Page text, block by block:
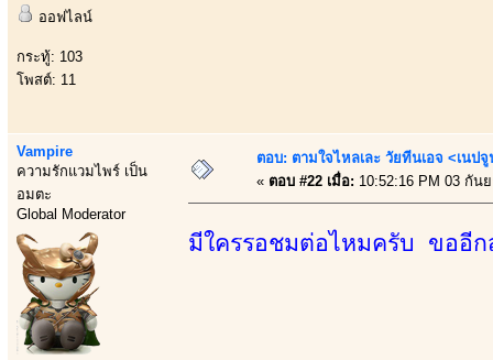
ออฟไลน์
กระทู้: 103
โพสต์: 11
Vampire
ความรักแวมไพร์ เป็น
อมตะ
Global Moderator
ตอบ: ตามใจไหลเละ วัยทีนเอจ <เนป
« ตอบ #22 เมื่อ: 10:52:16 PM 03 กัน
มีใครรอชมต่อไหมครับ ขออี